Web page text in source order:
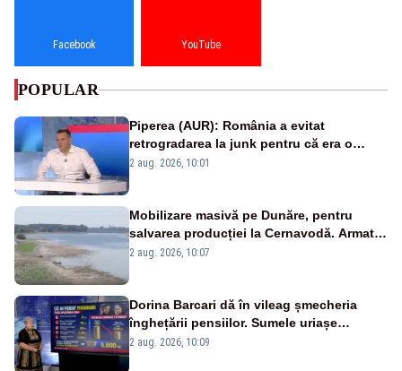
Facebook YouTube
POPULAR
Piperea (AUR): România a evitat
retrogradarea la junk pentru că era o
catastrofă pentru bănci și fondurile de
2 aug. 2026, 10:01
Mobilizare masivă pe Dunăre, pentru
salvarea producției la Cernavodă. Armata
va detona o stâncă și va devia apa
2 aug. 2026, 10:07
Dorina Barcari dă în vileag șmecheria
înghețării pensiilor. Sumele uriașe
pierdute de fiecare român
2 aug. 2026, 10:09